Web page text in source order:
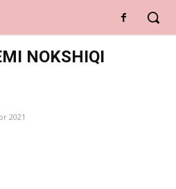
NOKSHIQI
2021